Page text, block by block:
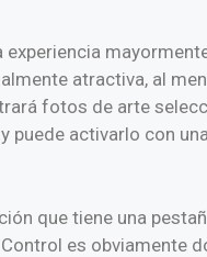
atractiva, al
fotos de arte
activarlo con
que tiene una
es obviamente